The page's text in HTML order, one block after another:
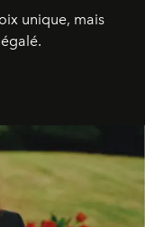
unique, mais